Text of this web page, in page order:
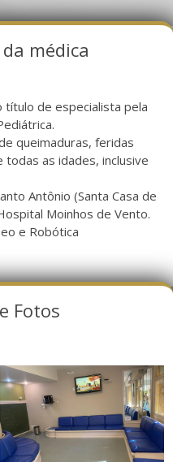
médica
título de especialista pela
queimaduras, feridas
todas as idades, inclusive
Antônio (Santa Casa de
Moinhos de Vento.
e Robótica
Fotos